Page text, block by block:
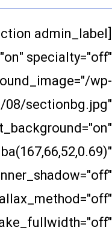
2016/08/